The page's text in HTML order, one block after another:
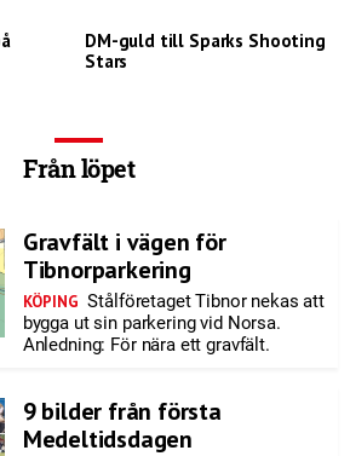
DM-guld till Sparks Shooting
Stars
Från löpet
Gravfält i vägen för
Tibnorparkering
KÖPING Stålföretaget Tibnor nekas att
bygga ut sin parkering vid Norsa.
Anledning: För nära ett gravfält.
9 bilder från första
Medeltidsdagen